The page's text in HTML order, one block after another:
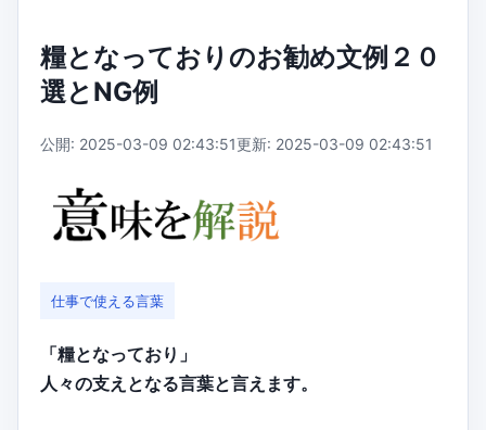
糧となっておりのお勧め文例２０
選とNG例
公開: 2025-03-09 02:43:51更新: 2025-03-09 02:43:51
仕事で使える言葉
「糧となっており」
人々の支えとなる言葉と言えます。